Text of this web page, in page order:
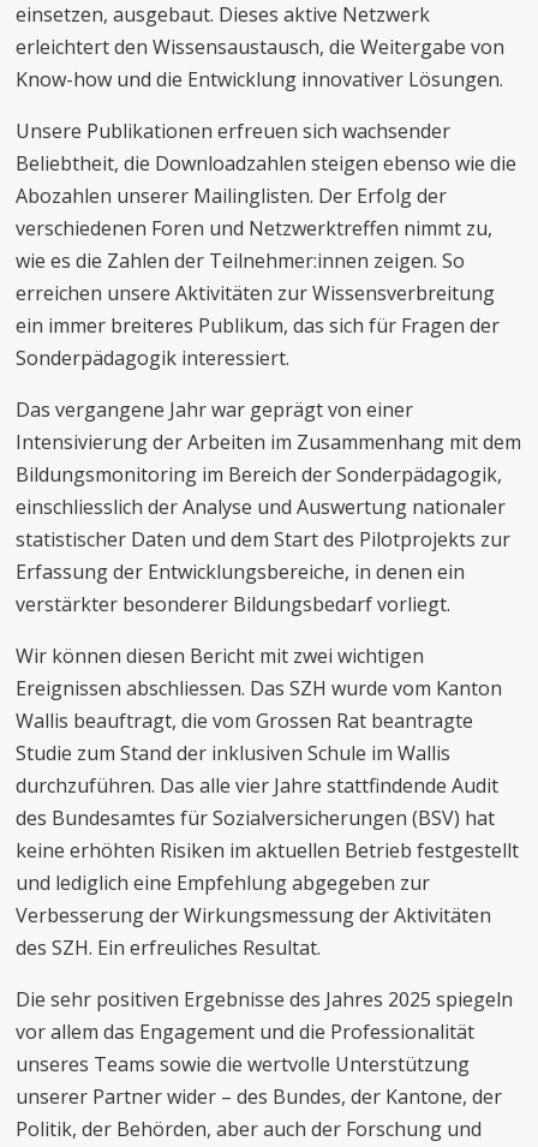
einsetzen, ausgebaut. Dieses aktive Netzwerk
erleichtert den Wissensaustausch, die Weitergabe von
Know-how und die Entwicklung innovativer Lösungen.
Unsere Publikationen erfreuen sich wachsender
Beliebtheit, die Downloadzahlen steigen ebenso wie die
Abozahlen unserer Mailinglisten. Der Erfolg der
verschiedenen Foren und Netzwerktreffen nimmt zu,
wie es die Zahlen der Teilnehmer:innen zeigen. So
erreichen unsere Aktivitäten zur Wissensverbreitung
ein immer breiteres Publikum, das sich für Fragen der
Sonderpädagogik interessiert.
Das vergangene Jahr war geprägt von einer
Intensivierung der Arbeiten im Zusammenhang mit dem
Bildungsmonitoring im Bereich der Sonderpädagogik,
einschliesslich der Analyse und Auswertung nationaler
statistischer Daten und dem Start des Pilotprojekts zur
Erfassung der Entwicklungsbereiche, in denen ein
verstärkter besonderer Bildungsbedarf vorliegt.
Wir können diesen Bericht mit zwei wichtigen
Ereignissen abschliessen. Das SZH wurde vom Kanton
Wallis beauftragt, die vom Grossen Rat beantragte
Studie zum Stand der inklusiven Schule im Wallis
durchzuführen. Das alle vier Jahre stattfindende Audit
des Bundesamtes für Sozialversicherungen (BSV) hat
keine erhöhten Risiken im aktuellen Betrieb festgestellt
und lediglich eine Empfehlung abgegeben zur
Verbesserung der Wirkungsmessung der Aktivitäten
des SZH. Ein erfreuliches Resultat.
Die sehr positiven Ergebnisse des Jahres 2025 spiegeln
vor allem das Engagement und die Professionalität
unseres Teams sowie die wertvolle Unterstützung
unserer Partner wider – des Bundes, der Kantone, der
Politik, der Behörden, aber auch der Forschung und